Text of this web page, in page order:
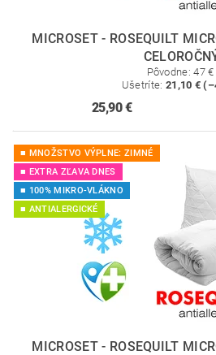
MICROSET - ROSEQUILT
Pôvodne:47 €
Ušetríte: 21,10 €
25,90 €
■ MNOŽSTVO VÝPLNE: ZIMNÉ
■ EXTRA ZĽAVA DNES
■ 100% MIKRO-VLÁKNO
■ ANTIALERGICKÉ
MICROSET - ROSEQUILT